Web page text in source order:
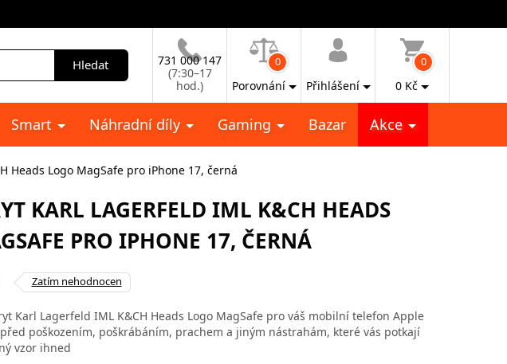
Hledat
731 000 147
(7:30–17
hod.)
0
Porovnání Přihlášení
0
0 Kč
Smart Náhradní díly Gaming Bazar Akce
Heads Logo MagSafe pro iPhone 17, černá
KARL LAGERFELD IML K&CH HEADS
PRO IPHONE 17, ČERNÁ
Zatím nehodnocen
Karl Lagerfeld IML K&CH Heads Logo MagSafe pro váš mobilní telefon Apple
poškozením, poškrábáním, prachem a jiným nástrahám, které vás potkají
vzor ihned